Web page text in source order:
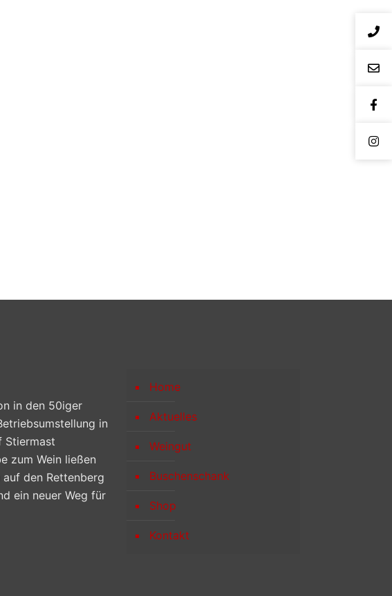
in den 50iger
in
Stiermast
zum Wein ließen
den Rettenberg
ein neuer Weg für
Home
Aktuelles
Weingut
Buschenschank
Shop
Kontakt